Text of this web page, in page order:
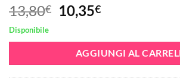
13,80€
Il
prezzo
originale
era:
13,80€.
10,35€Il
attuale
è:
10,35€.
Disponibile
AGGIUNGI AL